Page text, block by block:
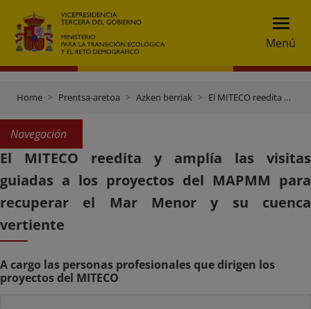
Menú
Home Prentsa-aretoa Azken berriak El MITECO reedita y amplía las visitas guiadas a los proyectos del MAPMM para recuperar el Mar Menor y su cuenca vertiente
Navegación
El MITECO reedita y amplía las visitas
guiadas a los proyectos del MAPMM para
recuperar el Mar Menor y su cuenca
vertiente
A cargo las personas profesionales que dirigen los
proyectos del MITECO